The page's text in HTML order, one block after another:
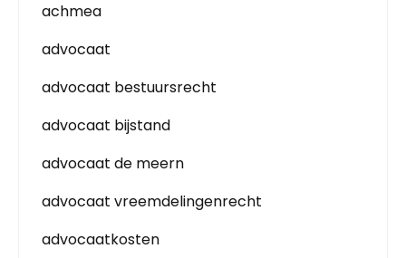
achmea
advocaat
advocaat bestuursrecht
advocaat bijstand
advocaat de meern
advocaat vreemdelingenrecht
advocaatkosten